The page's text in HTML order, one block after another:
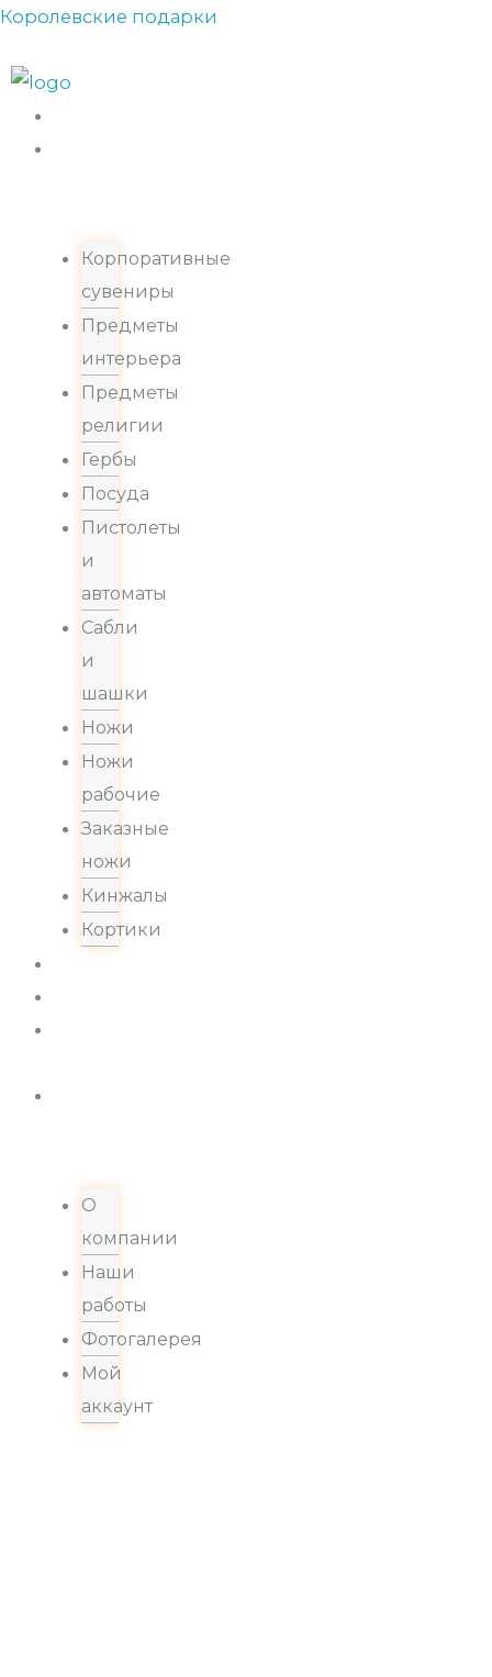
Перейти
содержимому
Королевские подарки
Корпоративные
сувениры
Предметы
интерьера
Предметы
религии
Гербы
Посуда
Пистолеты
и
автоматы
Сабли
и
шашки
Ножи
Ножи
рабочие
Заказные
ножи
Кинжалы
Кортики
О
компании
Наши
работы
Фотогалерея
Мой
аккаунт
Прокрутка
вверх